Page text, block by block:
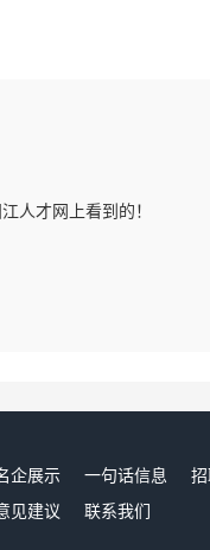
人才网上看到的！
企展示 一句话信息
见建议 联系我们